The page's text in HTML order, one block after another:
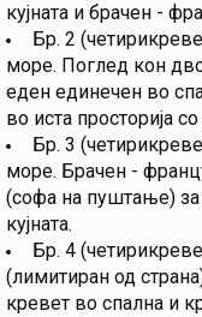
кујната и брачен -
Бр. 2
море. Поглед кон
еден единечен во
во иста просторија со
Бр. 3
море. Брачен -
(софа на пуштање) за
кујната.
Бр. 4
(лимитиран од
кревет во спална и